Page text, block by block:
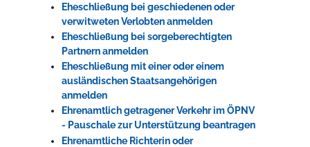
Eheschließung bei geschiedenen oder
verwitweten Verlobten anmelden
Eheschließung bei sorgeberechtigten
Partnern anmelden
Eheschließung mit einer oder einem
ausländischen Staatsangehörigen
anmelden
Ehrenamtlich getragener Verkehr im ÖPNV
- Pauschale zur Unterstützung beantragen
Ehrenamtliche Richterin oder